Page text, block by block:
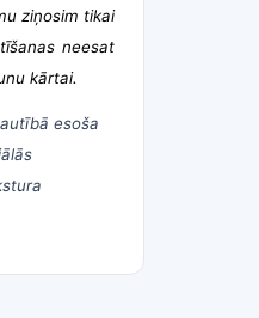
ziņosim tikai
neesat
kārtai.
esoša